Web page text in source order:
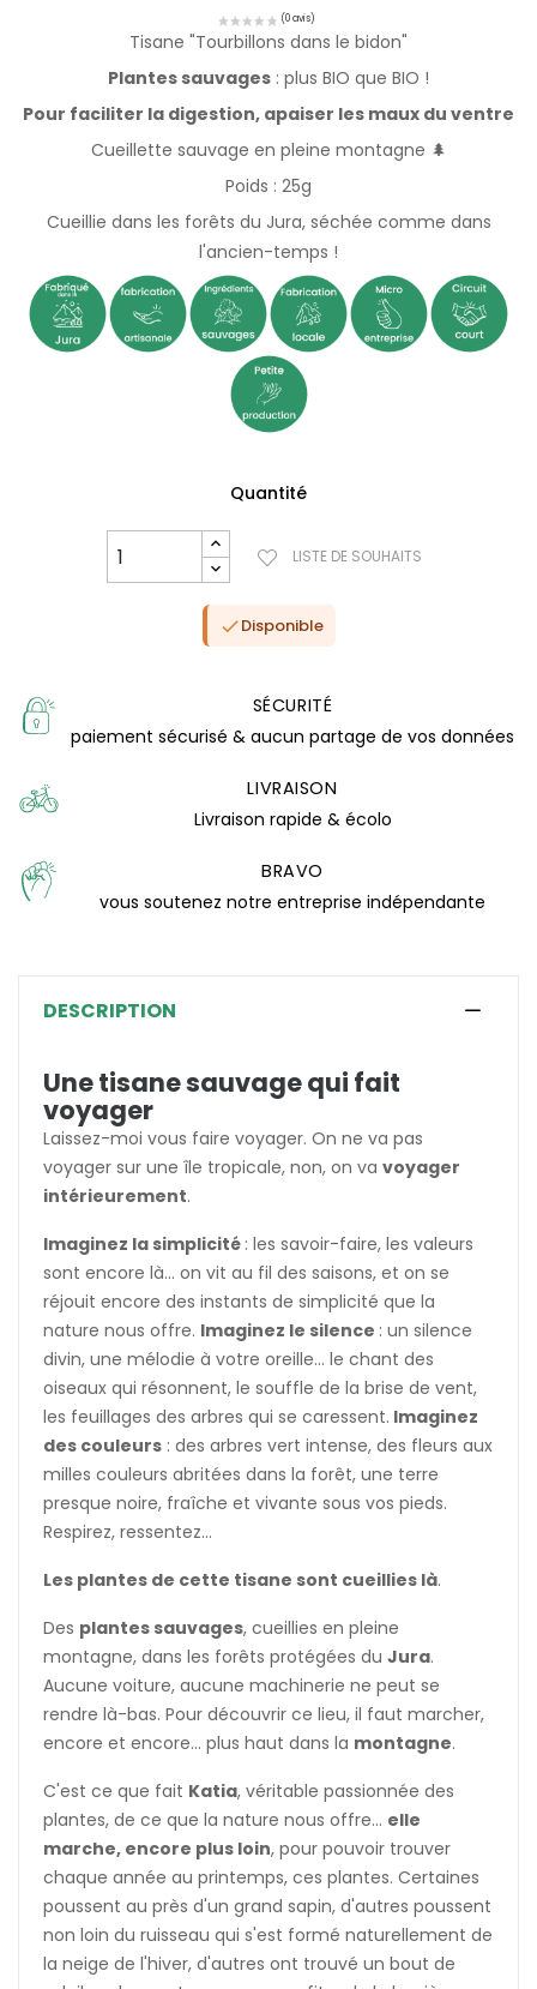
Tisane "Tourbillons dans le bidon"
Plantes sauvages : plus BIO que BIO !
Pour faciliter la digestion, apaiser les maux du ventre
Cueillette sauvage en pleine montagne 🌲
Poids : 25g
Cueillie dans les forêts du Jura, séchée comme dans
l'ancien-temps !
Quantité
LISTE DE SOUHAITS
Disponible
SÉCURITÉ
paiement sécurisé & aucun partage de vos données
LIVRAISON
Livraison rapide & écolo
BRAVO
vous soutenez notre entreprise indépendante
DESCRIPTION
Une tisane sauvage qui fait
voyager
Laissez-moi vous faire voyager. On ne va pas
voyager sur une île tropicale, non, on va voyager
intérieurement.
Imaginez la simplicité : les savoir-faire, les valeurs
sont encore là... on vit au fil des saisons, et on se
réjouit encore des instants de simplicité que la
nature nous offre. Imaginez le silence : un silence
divin, une mélodie à votre oreille... le chant des
oiseaux qui résonnent, le souffle de la brise de vent,
les feuillages des arbres qui se caressent. Imaginez
des couleurs : des arbres vert intense, des fleurs aux
milles couleurs abritées dans la forêt, une terre
presque noire, fraîche et vivante sous vos pieds.
Respirez, ressentez...
Les plantes de cette tisane sont cueillies là.
Des plantes sauvages, cueillies en pleine
montagne, dans les forêts protégées du Jura.
Aucune voiture, aucune machinerie ne peut se
rendre là-bas. Pour découvrir ce lieu, il faut marcher,
encore et encore... plus haut dans la montagne.
C'est ce que fait Katia, véritable passionnée des
plantes, de ce que la nature nous offre... elle
marche, encore plus loin, pour pouvoir trouver
chaque année au printemps, ces plantes. Certaines
poussent au près d'un grand sapin, d'autres poussent
non loin du ruisseau qui s'est formé naturellement de
la neige de l'hiver, d'autres ont trouvé un bout de